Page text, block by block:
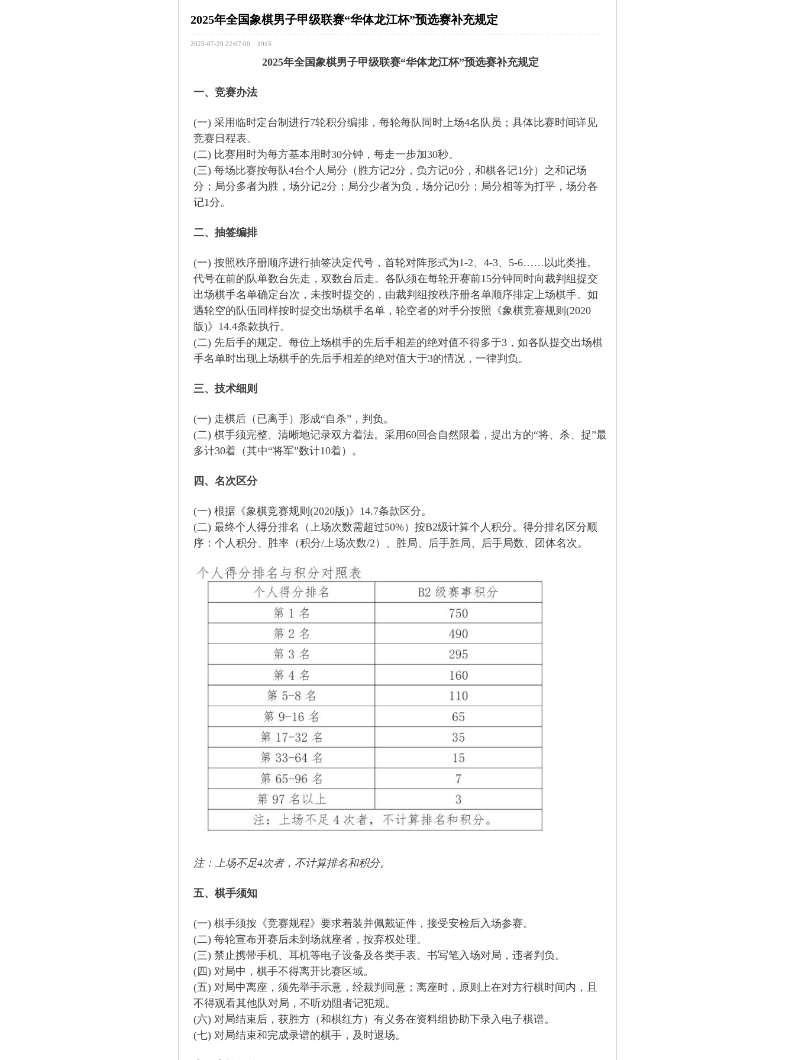
2025年全国象棋男子甲级联赛“华体龙江杯”预选赛补充规定
2025-07-29 22:07:00 1915
2025年全国象棋男子甲级联赛“华体龙江杯”预选赛补充规定
一、竞赛办法
(一) 采用临时定台制进行7轮积分编排，每轮每队同时上场4名队员；具体比赛时间详见
竞赛日程表。
(二) 比赛用时为每方基本用时30分钟，每走一步加30秒。
(三) 每场比赛按每队4台个人局分（胜方记2分，负方记0分，和棋各记1分）之和记场
分；局分多者为胜，场分记2分；局分少者为负，场分记0分；局分相等为打平，场分各
记1分。
二、抽签编排
(一) 按照秩序册顺序进行抽签决定代号，首轮对阵形式为1-2、4-3、5-6……以此类推。
代号在前的队单数台先走，双数台后走。各队须在每轮开赛前15分钟同时向裁判组提交
出场棋手名单确定台次，未按时提交的，由裁判组按秩序册名单顺序排定上场棋手。如
遇轮空的队伍同样按时提交出场棋手名单，轮空者的对手分按照《象棋竞赛规则(2020
版)》14.4条款执行。
(二) 先后手的规定。每位上场棋手的先后手相差的绝对值不得多于3，如各队提交出场棋
手名单时出现上场棋手的先后手相差的绝对值大于3的情况，一律判负。
三、技术细则
(一) 走棋后（已离手）形成“自杀”，判负。
(二) 棋手须完整、清晰地记录双方着法。采用60回合自然限着，提出方的“将、杀、捉”最
多计30着（其中“将军”数计10着）。
四、名次区分
(一) 根据《象棋竞赛规则(2020版)》14.7条款区分。
(二) 最终个人得分排名（上场次数需超过50%）按B2级计算个人积分。得分排名区分顺
序：个人积分、胜率（积分/上场次数/2）、胜局、后手胜局、后手局数、团体名次。
注：上场不足4次者，不计算排名和积分。
五、棋手须知
(一) 棋手须按《竞赛规程》要求着装并佩戴证件，接受安检后入场参赛。
(二) 每轮宣布开赛后未到场就座者，按弃权处理。
(三) 禁止携带手机、耳机等电子设备及各类手表、书写笔入场对局，违者判负。
(四) 对局中，棋手不得离开比赛区域。
(五) 对局中离座，须先举手示意，经裁判同意；离座时，原则上在对方行棋时间内，且
不得观看其他队对局，不听劝阻者记犯规。
(六) 对局结束后，获胜方（和棋红方）有义务在资料组协助下录入电子棋谱。
(七) 对局结束和完成录谱的棋手，及时退场。